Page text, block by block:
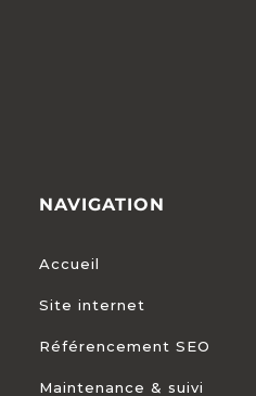
NAVIGATION
Accueil
Site internet
Référencement SEO
Maintenance & suivi